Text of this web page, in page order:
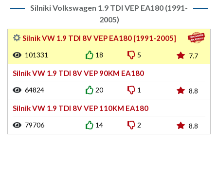
Silniki Volkswagen 1.9 TDI VEP EA180 (1991-
2005)
Silnik VW 1.9 TDI 8V VEP EA180 [1991-2005]
101331 18 5 7.7
Silnik VW 1.9 TDI 8V VEP 90KM EA180
64824 20 1 8.8
Silnik VW 1.9 TDI 8V VEP 110KM EA180
79706 14 2 8.8